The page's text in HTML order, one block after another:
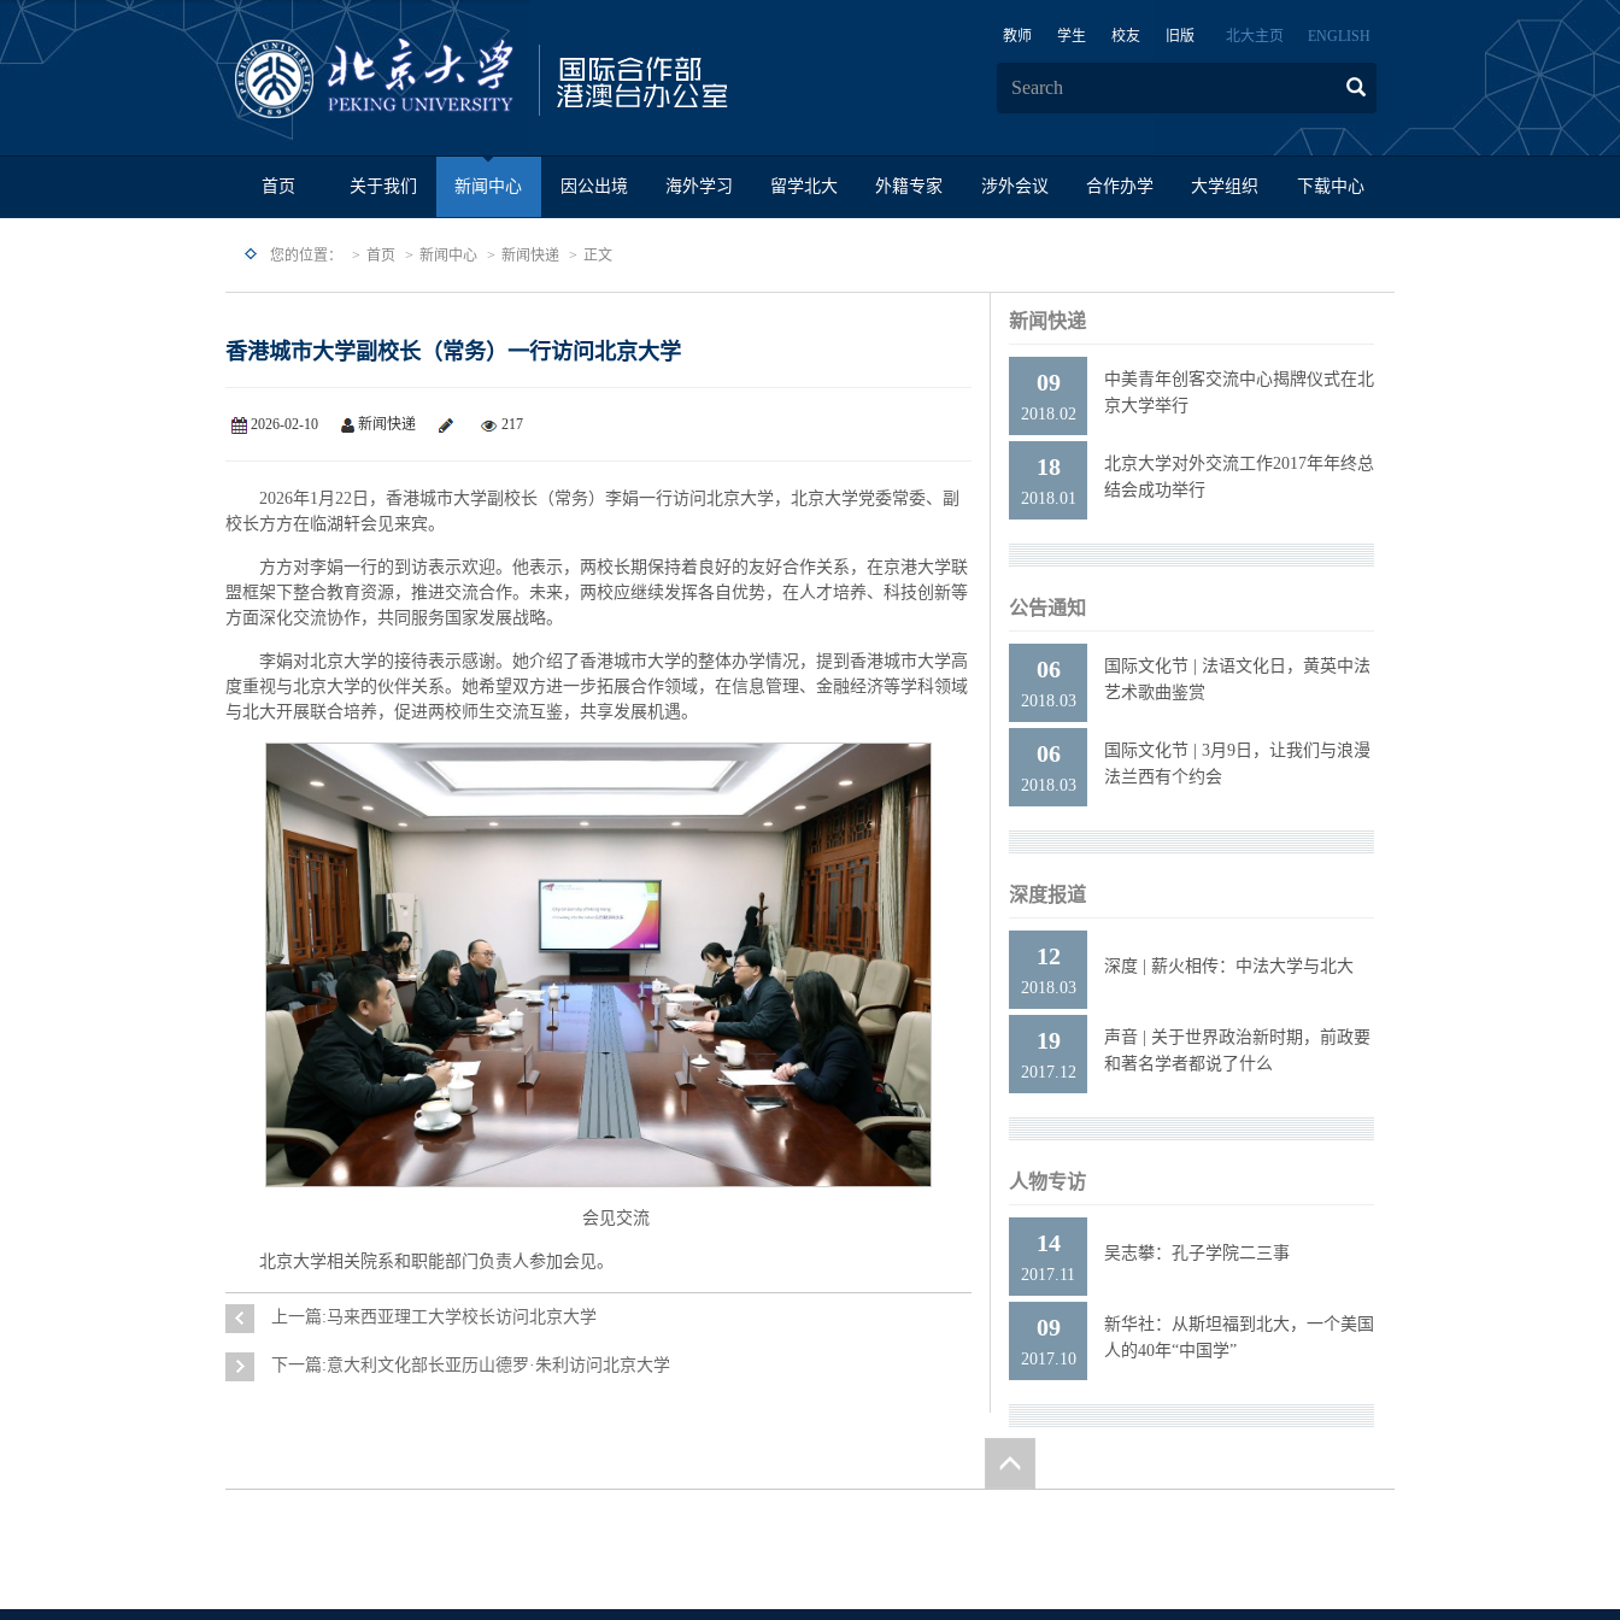
教师 学生 校友 旧版 北大主页 ENGLISH
首页 关于我们 新闻中心 因公出境 海外学习 留学北大 外籍专家 涉外会议 合作办学 大学组织 下载中心
您的位置： 首页 新闻中心 新闻快递 正文
香港城市大学副校长（常务）一行访问北京大学
2026-02-10 新闻快递 217
2026年1月22日，香港城市大学副校长（常务）李娟一行访问北京大学，北京大学党委常委、副
校长方方在临湖轩会见来宾。
方方对李娟一行的到访表示欢迎。他表示，两校长期保持着良好的友好合作关系，在京港大学联
盟框架下整合教育资源，推进交流合作。未来，两校应继续发挥各自优势，在人才培养、科技创新等
方面深化交流协作，共同服务国家发展战略。
李娟对北京大学的接待表示感谢。她介绍了香港城市大学的整体办学情况，提到香港城市大学高
度重视与北京大学的伙伴关系。她希望双方进一步拓展合作领域，在信息管理、金融经济等学科领域
与北大开展联合培养，促进两校师生交流互鉴，共享发展机遇。
会见交流
北京大学相关院系和职能部门负责人参加会见。
上一篇:马来西亚理工大学校长访问北京大学
下一篇:意大利文化部长亚历山德罗·朱利访问北京大学
新闻快递
09
2018.02
中美青年创客交流中心揭牌仪式在北
京大学举行
18
2018.01
北京大学对外交流工作2017年年终总
结会成功举行
公告通知
06
2018.03
国际文化节 | 法语文化日，黄英中法
艺术歌曲鉴赏
06
2018.03
国际文化节 | 3月9日，让我们与浪漫
法兰西有个约会
深度报道
12
2018.03
深度 | 薪火相传：中法大学与北大
19
2017.12
声音 | 关于世界政治新时期，前政要
和著名学者都说了什么
人物专访
14
2017.11
吴志攀：孔子学院二三事
09
2017.10
新华社：从斯坦福到北大，一个美国
人的40年“中国学”